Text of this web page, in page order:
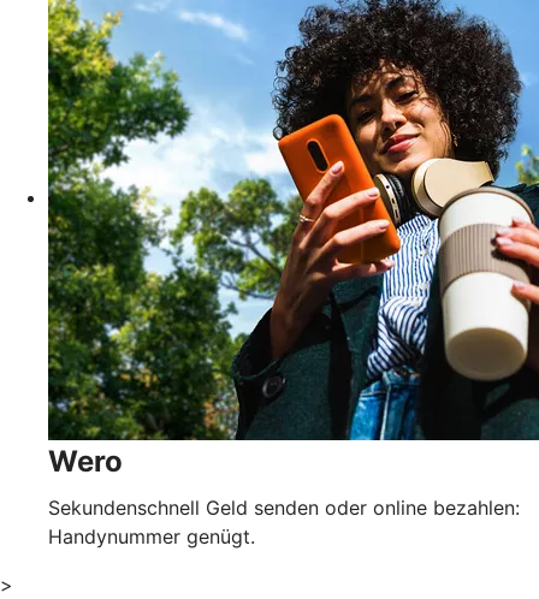
Wero
Sekundenschnell Geld senden oder online bezahlen:
Handynummer genügt.
>